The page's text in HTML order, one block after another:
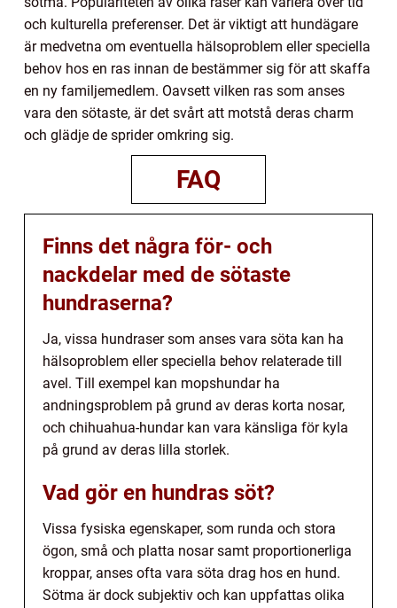
och kulturella preferenser. Det är viktigt att hundägare
är medvetna om eventuella hälsoproblem eller speciella
behov hos en ras innan de bestämmer sig för att skaffa
en ny familjemedlem. Oavsett vilken ras som anses
vara den sötaste, är det svårt att motstå deras charm
och glädje de sprider omkring sig.
FAQ
Finns det några för- och
nackdelar med de sötaste
hundraserna?
Ja, vissa hundraser som anses vara söta kan ha
hälsoproblem eller speciella behov relaterade till
avel. Till exempel kan mopshundar ha
andningsproblem på grund av deras korta nosar,
och chihuahua-hundar kan vara känsliga för kyla
på grund av deras lilla storlek.
Vad gör en hundras söt?
Vissa fysiska egenskaper, som runda och stora
ögon, små och platta nosar samt proportionerliga
kroppar, anses ofta vara söta drag hos en hund.
Sötma är dock subjektiv och kan uppfattas olika